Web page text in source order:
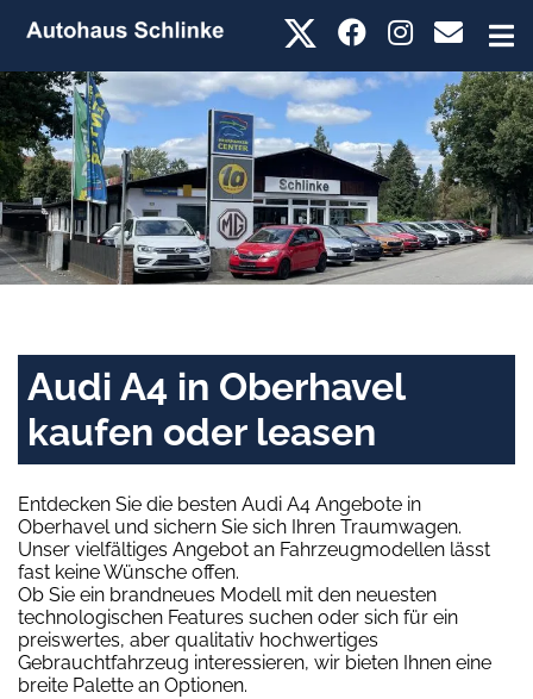
Audi A4 in Oberhavel
kaufen oder leasen
Entdecken Sie die besten Audi A4 Angebote in
Oberhavel und sichern Sie sich Ihren Traumwagen.
Unser vielfältiges Angebot an Fahrzeugmodellen lässt
fast keine Wünsche offen.
Ob Sie ein brandneues Modell mit den neuesten
technologischen Features suchen oder sich für ein
preiswertes, aber qualitativ hochwertiges
Gebrauchtfahrzeug interessieren, wir bieten Ihnen eine
breite Palette an Optionen.